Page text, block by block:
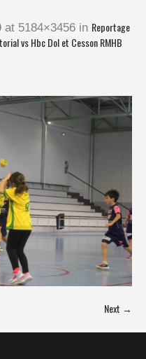
at 5184×3456 in Reportage
vs Hbc Dol et Cesson RMHB
Next →